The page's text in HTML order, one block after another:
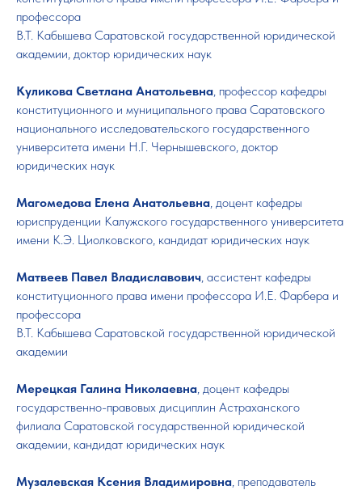
профессора
В.Т. Кабышева Саратовской государственной юридической
академии, доктор юридических наук
Куликова Светлана Анатольевна, профессор кафедры
конституционного и муниципального права Саратовского
национального исследовательского государственного
университета имени Н.Г. Чернышевского, доктор
юридических наук
Магомедова Елена Анатольевна, доцент кафедры
юриспруденции Калужского государственного университета
имени К.Э. Циолковского, кандидат юридических наук
Матвеев Павел Владиславович, ассистент кафедры
конституционного права имени профессора И.Е. Фарбера и
профессора
В.Т. Кабышева Саратовской государственной юридической
академии
Мерецкая Галина Николаевна, доцент кафедры
государственно-правовых дисциплин Астраханского
филиала Саратовской государственной юридической
академии, кандидат юридических наук
Музалевская Ксения Владимировна, преподаватель